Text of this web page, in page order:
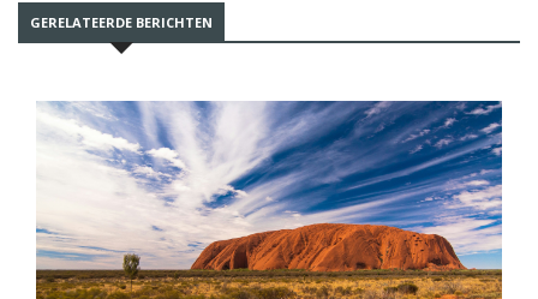
GERELATEERDE BERICHTEN